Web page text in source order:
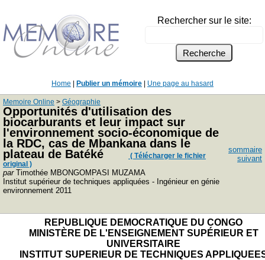
Rechercher sur le site:
Home Publier un mémoire Une page au hasard
Memoire Online > Géographie
Opportunités d'utilisation des
biocarburants et leur impact sur
l'environnement socio-économique de
la RDC, cas de Mbankana dans le
plateau de Batéké
( Télécharger le fichier
original )
parTimothée MBONGOMPASI MUZAMA
Institut supérieur de techniques appliquées - Ingénieur en génie
environnement 2011
sommaire
suivant
REPUBLIQUE DEMOCRATIQUE DU CONGO
MINISTÈRE DE L'ENSEIGNEMENT SUPÉRIEUR ET
UNIVERSITAIRE
INSTITUT SUPERIEUR DE TECHNIQUES